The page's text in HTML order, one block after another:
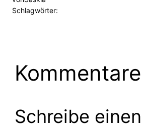
Schlagwörter:
Kommentare
Schreibe einen